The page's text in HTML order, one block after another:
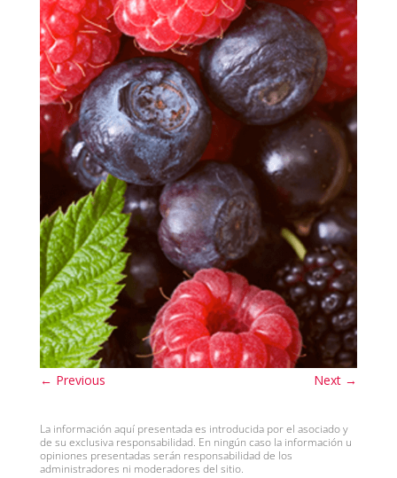
← Previous Next →
La información aquí presentada es introducida por el asociado y
de su exclusiva responsabilidad. En ningún caso la información u
opiniones presentadas serán responsabilidad de los
administradores ni moderadores del sitio.